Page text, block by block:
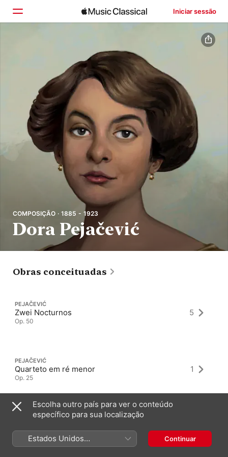
Iniciar sessão
Explorar
Buscar
COMPOSIÇÃO · 1885 - 1923
Dora Pejačević
Obras conceituadas
PEJAČEVIĆ
Zwei Nocturnos
Op. 50
5
PEJAČEVIĆ
Quarteto em ré menor
Op. 25
1
PEJAČEVIĆ
Op. 20 · “Canção de embalar”
Escolha outro país para ver o conteúdo
específico para sua localização
Estados Unidos
(Português Brasil)
Continuar